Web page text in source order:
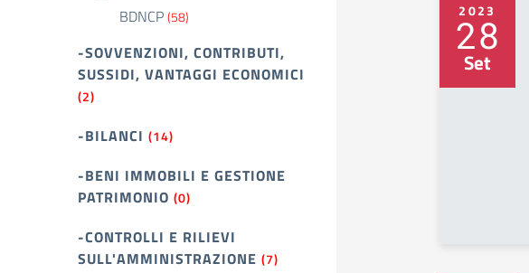
BDNCP(58)
-SOVVENZIONI, CONTRIBUTI,
SUSSIDI, VANTAGGI ECONOMICI
(2)
-BILANCI (14)
-BENI IMMOBILI E GESTIONE
PATRIMONIO (0)
-CONTROLLI E RILIEVI
SULL'AMMINISTRAZIONE (7)
2023
28
Set